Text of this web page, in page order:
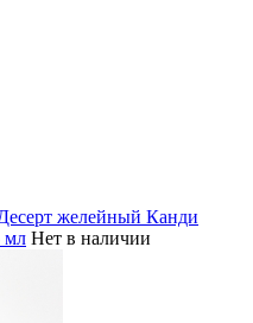
желейный Канди
мл Нет в наличии